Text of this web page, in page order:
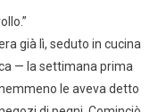
già lì, seduto in cucina
— la settimana prima
le aveva detto